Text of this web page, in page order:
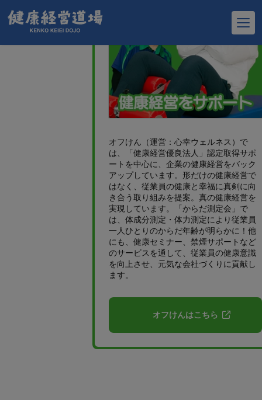
オフけん（運営：心幸ウェルネス）で
は、「健康経営優良法人」認定取得サポ
ートを中心に、企業の健康経営をバック
アップしています。形だけの健康経営で
はなく、従業員の健康と幸福に真剣に向
き合う取り組みを提案。真の健康経営を
実現しています。「からだ測定会」で
は、体成分測定・体力測定により従業員
一人ひとりのからだ年齢が明らかに！他
にも、健康セミナー、禁煙サポートなど
のサービスを通して、従業員の健康意識
を向上させ、元気な会社づくりに貢献し
ます。
オフけんはこちら